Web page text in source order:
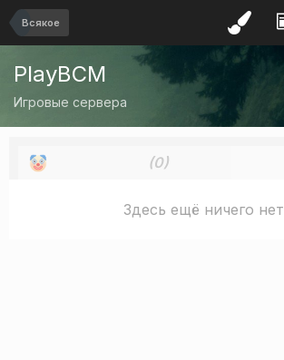
Всякое
PlayBCM
Игровые сервера
(0)
Здесь ещё ничего нет